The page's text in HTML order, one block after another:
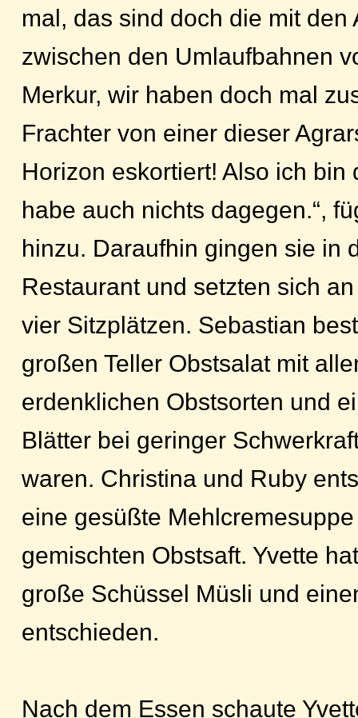
mal, das sind doch die mit den
zwischen den Umlaufbahnen
Merkur, wir haben doch mal
Frachter von einer dieser
Horizon eskortiert! Also ich bin
habe auch nichts dagegen.“,
hinzu. Daraufhin gingen sie in
Restaurant und setzten sich
vier Sitzplätzen. Sebastian
großen Teller Obstsalat mit
erdenklichen Obstsorten und
Blätter bei geringer
waren. Christina und Ruby
eine gesüßte
gemischten Obstsaft. Yvette
große Schüssel Müsli und
entschieden.
Nach dem Essen schaute